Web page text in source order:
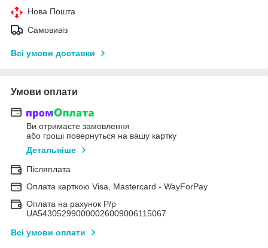
Нова Пошта
Самовивіз
Всі умови доставки
Умови оплати
Ви отримаєте замовлення
або гроші повернуться на вашу картку
Детальніше
Післяплата
Оплата карткою Visa, Mastercard - WayForPay
Оплата на рахунок Р/р
UA543052990000026009006115067
Всі умови оплати